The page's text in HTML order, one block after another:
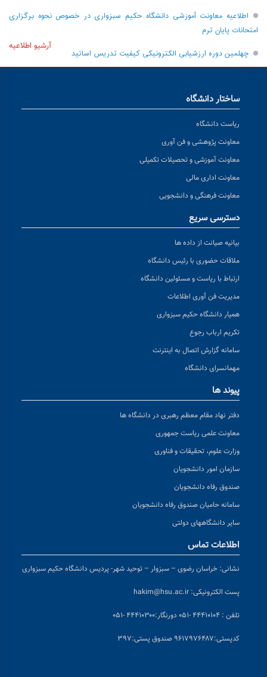
اطلاعیه معاونت آموزشی دانشگاه حکیم سبزواری در خصوص نحوه برگزاری
امتحانات پایان ترم
چهلمین دوره ارزشیابی الکترونیکی کیفیت تدریس اساتید
آرشیو اطلاعیه
ساختار دانشگاه
ریاست دانشگاه
معاونت پژوهشی و فن آوری
معاونت آموزشی و تحصیلات تکمیلی
معاونت اداری مالی
معاونت فرهنگی و دانشجویی
دسترسی سریع
بیانیه صیانت از داده ها
ملاقات حضوری با رئیس دانشگاه
ارتباط با ریاست و مسئولین دانشگاه
مدیریت فن آوری اطلاعات
همیار دانشگاه حکیم سبزواری
تکریم ارباب رجوع
سامانه گزارش اتصال به اینترنت
مهمانسرای دانشگاه
پیوند ها
دفتر نهاد مقام معظم رهبری در دانشگاه ها
معاونت علمی ریاست جمهوری
وزارت علوم، تحقیقات و فناوری
سازمان امور دانشجویان
صندوق رفاه دانشجویان
سامانه حامیان صندوق رفاه دانشجویان
سایر دانشگاههای دولتی
اطلاعات تماس
نشانی: خراسان رضوی – سبزوار – توحید شهر- پردیس دانشگاه حکیم سبزواری
پست الکترونیکی: hakim@hsu.ac.ir
تلفن : ۴۴۴۱۰۱۰۴ -۰۵۱ دورنگار:۴۴۴۱۰۳۰۰ -۰۵۱
کدپستی:۹۶۱۷۹۷۶۴۸۷ صندوق پستی:۳۹۷